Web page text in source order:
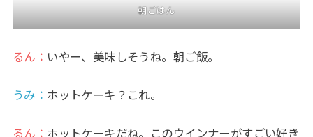
朝ごはん
るん： いやー、美味しそうね。朝ご飯。
うみ ： ホットケーキ？これ。
るん： ホットケーキだね。このウインナーがすごい好き